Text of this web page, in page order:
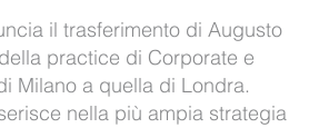
il trasferimento di Augusto
practice di Corporate e
Milano a quella di Londra.
nella più ampia strategia